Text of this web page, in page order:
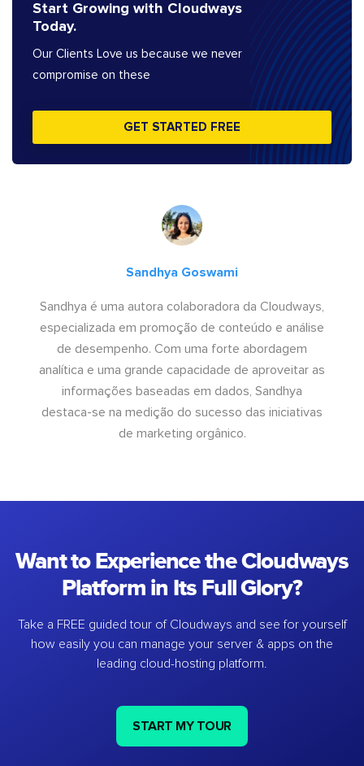
Start Growing with Cloudways
Today.
Our Clients Love us because we never
compromise on these
GET STARTED FREE
Sandhya Goswami
Sandhya é uma autora colaboradora da Cloudways,
especializada em promoção de conteúdo e análise
de desempenho. Com uma forte abordagem
analítica e uma grande capacidade de aproveitar as
informações baseadas em dados, Sandhya
destaca-se na medição do sucesso das iniciativas
de marketing orgânico.
Want to Experience the Cloudways
Platform in Its Full Glory?
Take a FREE guided tour of Cloudways and see for yourself
how easily you can manage your server & apps on the
leading cloud-hosting platform.
START MY TOUR